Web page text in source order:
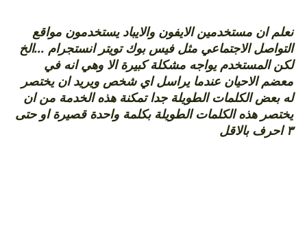
نعلم ان مستخدمين الايفون والايباد يستخدمون مواقع
التواصل الاجتماعي مثل فيس بوك تويتر انستجرام ...الخ
لكن المستخدم يواجه مشكلة كبيرة الا وهي انه في
معضم الاحيان عندما يراسل اي شخص ويريد ان يختصر
له بعض الكلمات الطويلة جدا تمكنة هذه الخدمة من ان
يختصر هذه الكلمات الطويلة بكلمة واحدة قصيرة او حتى
٣ احرف بالاقل